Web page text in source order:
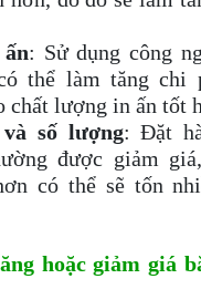
: Sử dụng công
thể làm tăng chi
chất lượng in ấn tốt
số lượng: Đặt
được giảm
có thể sẽ tốn
hoặc giảm giá